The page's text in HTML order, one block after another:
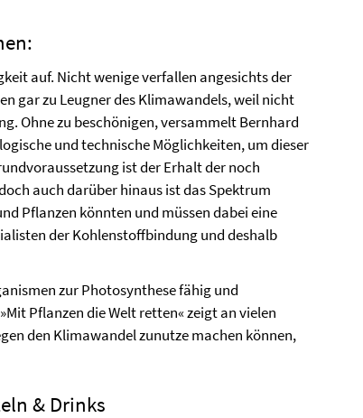
auf. Nicht wenige verfallen angesichts der
gar zu Leugner des Klimawandels, weil nicht
Ohne zu beschönigen, versammelt Bernhard
und technische Möglichkeiten, um dieser
ist der Erhalt der noch
auch darüber hinaus ist das Spektrum
Pflanzen könnten und müssen dabei eine
der Kohlenstoffbindung und deshalb
zur Photosynthese fähig und
Pflanzen die Welt retten« zeigt an vielen
den Klimawandel zunutze machen können,
& Drinks